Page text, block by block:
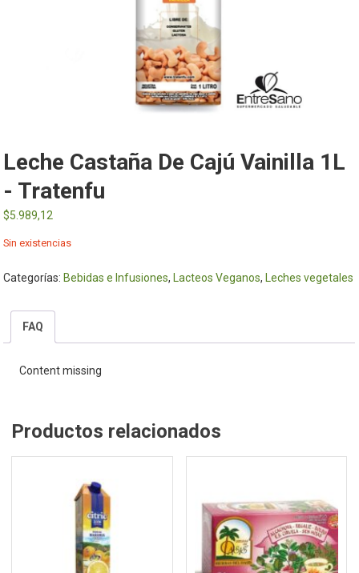
Leche Castaña De Cajú Vainilla 1L
- Tratenfu
$5.989,12
Sin existencias
Categorías: Bebidas e Infusiones, Lacteos Veganos, Leches vegetales
FAQ
Content missing
Productos relacionados